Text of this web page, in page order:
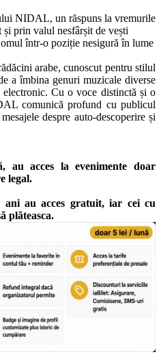
NIDAL, un răspuns la vremurile
și prin valul nesfârșit de vești
într-o poziție nesigură în lume
arabe, cunoscut pentru stilul
a îmbina genuri muzicale diverse
Cu o voce distinctă și o
comunică profund cu publicul
despre auto-descoperire și
au acces la evenimente doar
legal.
au acces gratuit, iar cei cu
plăteasca.